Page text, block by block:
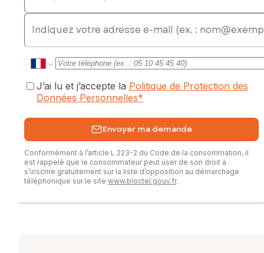
Coup de coeur.. A visiter !
Les informations sur les risques auxquels ce bien est
exposé sont disponibles sur le site Géorisques :
www.georisques.gouv.fr
Prix de vente : 289 000 €
Honoraires charge vendeur
Contactez votre conseiller SAFTI : Karine DI VITO, Tél. :
0680112663, E-mail : karine.divito@safti.fr - EI - Agent
commercial immatriculé au RSAC de Fréjus sous le numéro
950 876 318
E-mail
J’ai lu et j’accepte la Politique de Protection des
Données Personnelles*
Envoyer ma demande
Conformément à l’article L.223-2 du Code de la consommation, il
est rappelé que le consommateur peut user de son droit à
s’inscrire gratuitement sur la liste d’opposition au démarchage
téléphonique sur le site www.bloctel.gouv.fr.